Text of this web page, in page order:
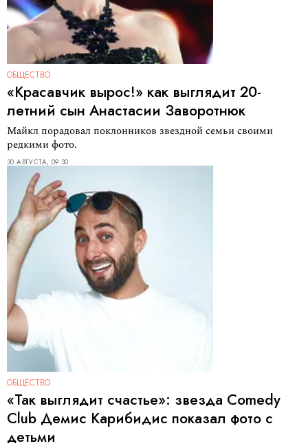
ОБЩЕСТВО
«Красавчик вырос!» как выглядит 20-
летний сын Анастасии Заворотнюк
Майкл порадовал поклонников звездной семьи своими
редкими фото.
30 АВГУСТА, 09:30
ОБЩЕСТВО
«Так выглядит счастье»: звезда Comedy
Club Демис Карибидис показал фото с
детьми